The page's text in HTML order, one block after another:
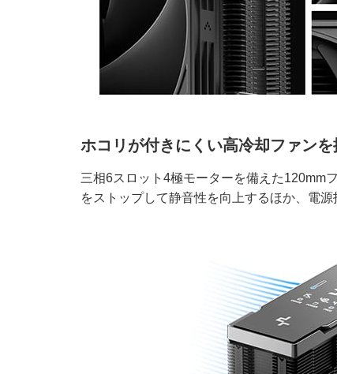
ホコリが付きにくい高冷却ファンを
三相6スロット4極モーターを備えた120mm
をストップして静音性を向上するほか、電